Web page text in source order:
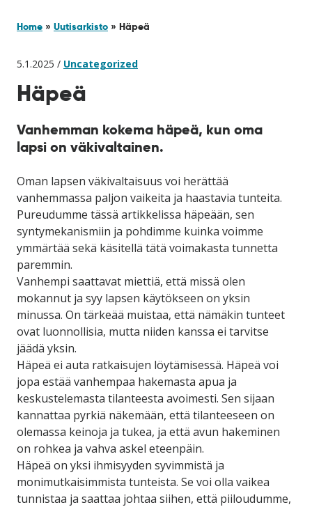
Home » Uutisarkisto » Häpeä
5.1.2025 / Uncategorized
Häpeä
Vanhemman kokema häpeä, kun oma
lapsi on väkivaltainen.
Oman lapsen väkivaltaisuus voi herättää
vanhemmassa paljon vaikeita ja haastavia tunteita.
Pureudumme tässä artikkelissa häpeään, sen
syntymekanismiin ja pohdimme kuinka voimme
ymmärtää sekä käsitellä tätä voimakasta tunnetta
paremmin.
Vanhempi saattavat miettiä, että missä olen
mokannut ja syy lapsen käytökseen on yksin
minussa. On tärkeää muistaa, että nämäkin tunteet
ovat luonnollisia, mutta niiden kanssa ei tarvitse
jäädä yksin.
Häpeä ei auta ratkaisujen löytämisessä. Häpeä voi
jopa estää vanhempaa hakemasta apua ja
keskustelemasta tilanteesta avoimesti. Sen sijaan
kannattaa pyrkiä näkemään, että tilanteeseen on
olemassa keinoja ja tukea, ja että avun hakeminen
on rohkea ja vahva askel eteenpäin.
Häpeä on yksi ihmisyyden syvimmistä ja
monimutkaisimmista tunteista. Se voi olla vaikea
tunnistaa ja saattaa johtaa siihen, että piiloudumme,